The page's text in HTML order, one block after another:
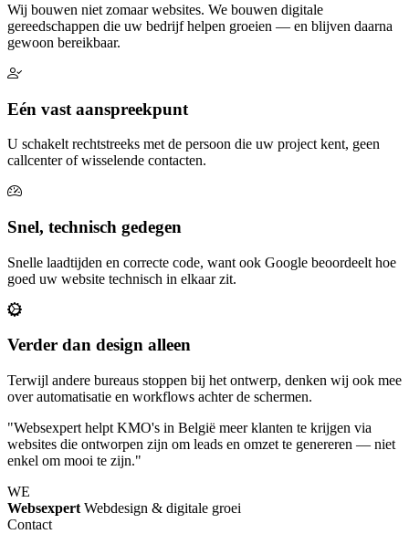
Wij bouwen niet zomaar websites. We bouwen digitale
gereedschappen die uw bedrijf helpen groeien — en blijven daarna
gewoon bereikbaar.
Eén vast aanspreekpunt
U schakelt rechtstreeks met de persoon die uw project kent, geen
callcenter of wisselende contacten.
Snel, technisch gedegen
Snelle laadtijden en correcte code, want ook Google beoordeelt hoe
goed uw website technisch in elkaar zit.
Verder dan design alleen
Terwijl andere bureaus stoppen bij het ontwerp, denken wij ook mee
over automatisatie en workflows achter de schermen.
"Websexpert helpt KMO's in België meer klanten te krijgen via
websites die ontworpen zijn om leads en omzet te genereren — niet
enkel om mooi te zijn."
WE
Websexpert Webdesign & digitale groei
Contact